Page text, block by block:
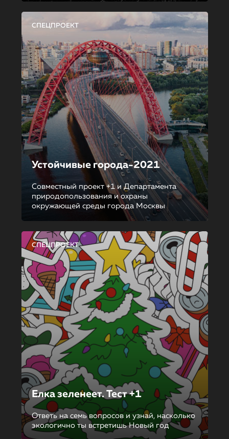
СПЕЦПРОЕКТ
Устойчивые города-2021
Совместный проект +1 и Департамента
природопользования и охраны
окружающей среды города Москвы
СПЕЦПРОЕКТ
Елка зеленеет. Тест +1
Ответь на семь вопросов и узнай, насколько
экологично ты встретишь Новый год